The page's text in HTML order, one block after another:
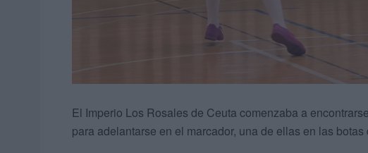
El Imperio Los Rosales de Ceuta comenzaba a
para adelantarse en el marcador, una de ellas en las botas